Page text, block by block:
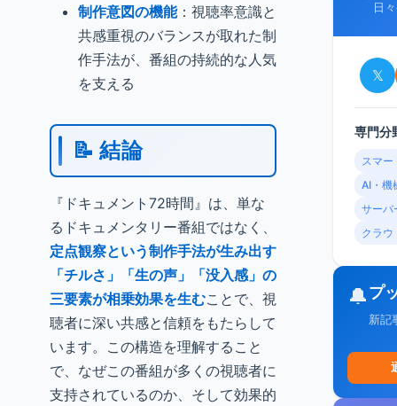
制作意図の機能：視聴率意識と
共感重視のバランスが取れた制
作手法が、番組の持続的な人気
を支える
📝 結論
『ドキュメント72時間』は、単な
るドキュメンタリー番組ではなく、
定点観察という制作手法が生み出す
「チルさ」「生の声」「没入感」の
三要素が相乗効果を生むことで、視
聴者に深い共感と信頼をもたらして
います。この構造を理解すること
で、なぜこの番組が多くの視聴者に
支持されているのか、そして効果的
日
𝕏
専門分
スマー
AI・機
サーバ
クラウ
🔔プ
新記